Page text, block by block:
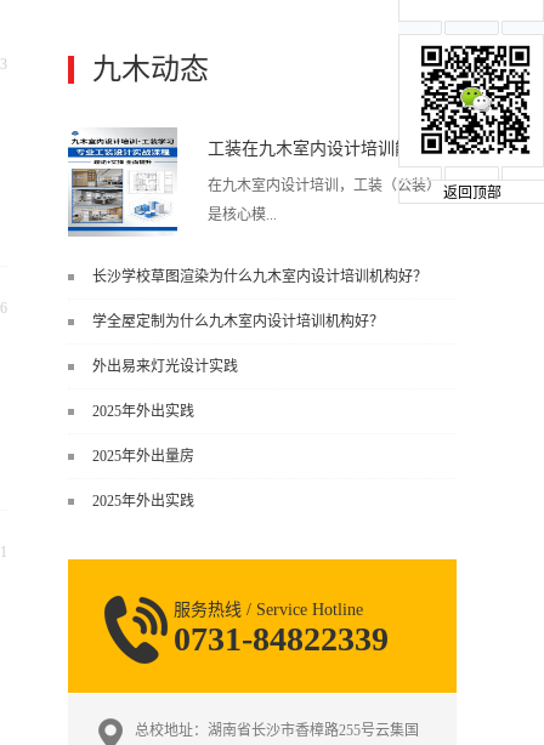
九木动态 更多>>
工装在九木室内设计培训能学到东西吗?
在九木室内设计培训，工装（公装）
是核心模...
直接用于工作的东西，不是泛泛而
谈，而是从规范、软件、材料、施工
烟、照明、材料耐脏耐磨• 办公空间：
水...
长沙学校草图渲染为什么九木室内设计培训机构好？
学全屋定制为什么九木室内设计培训机构好？
外出易来灯光设计实践
2025年外出实践
2025年外出量房
2025年外出实践
服务热线 / Service Hotline
0731-84822339
总校地址：湖南省长沙市香樟路255号云集国
返回顶部